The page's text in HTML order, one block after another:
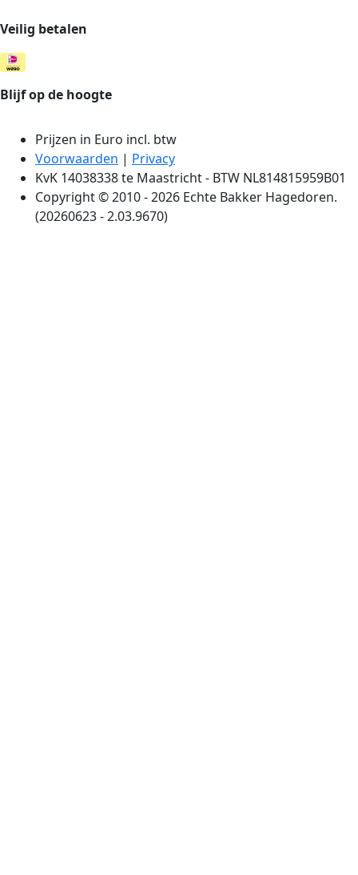
Veilig betalen
Blijf op de hoogte
Prijzen in Euro incl. btw
Voorwaarden | Privacy
KvK 14038338 te Maastricht - BTW NL814815959B01
Copyright © 2010 - 2026 Echte Bakker Hagedoren.
(20260623 - 2.03.9670)